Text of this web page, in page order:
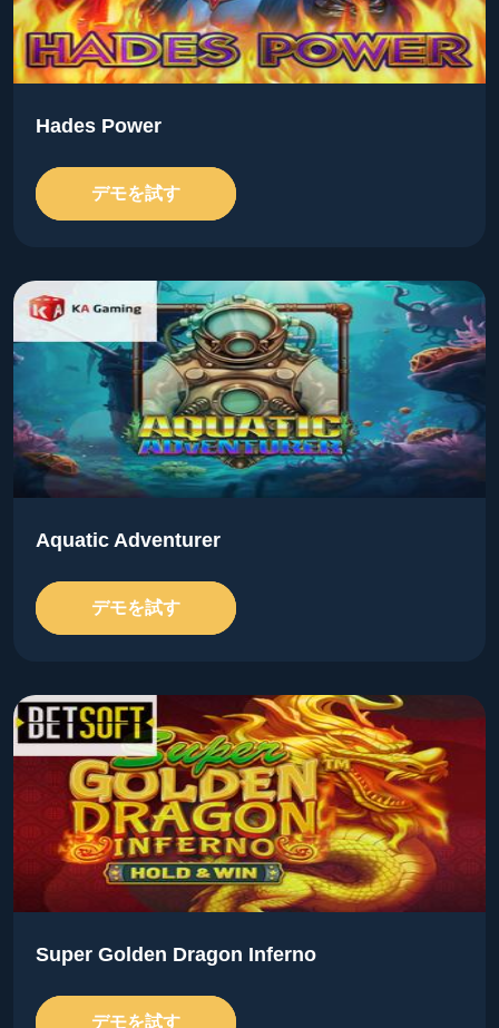
Hades Power
デモを試す
Aquatic Adventurer
デモを試す
Super Golden Dragon Inferno
デモを試す